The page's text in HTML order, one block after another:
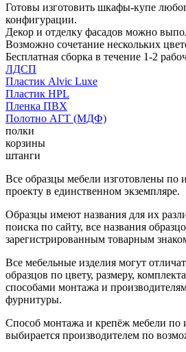
Готовы изготовить шкафы-купе
конфигурации.
Декор и отделку фасадов можно
Возможно сочетание нескольких
Бесплатная сборка в течение 1-2
ЛДСП
Пластик Alvic Luxe
Пластик HPL
Пленка ПВХ
Полотно АГТ (МДФ)
полки
корзины
штанги
Все образцы мебели изготовлены по
проекту в единственном экземпляре.
Образцы имеют названия для их
поиска по сайту, все названия
зарегистрированным товарным
Все мебельные изделия могут
образцов по цвету, размеру,
способами монтажа и
фурнитуры.
Способ монтажа и крепёж мебели по
выбирается производителем по